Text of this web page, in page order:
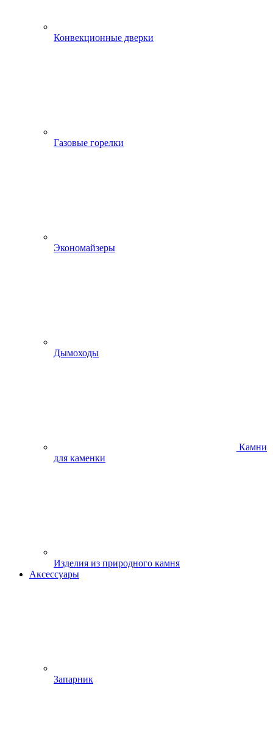
Конвекционные дверки
Газовые горелки
Экономайзеры
Дымоходы
Камни
для каменки
Изделия из природного камня
Аксессуары
Запарник